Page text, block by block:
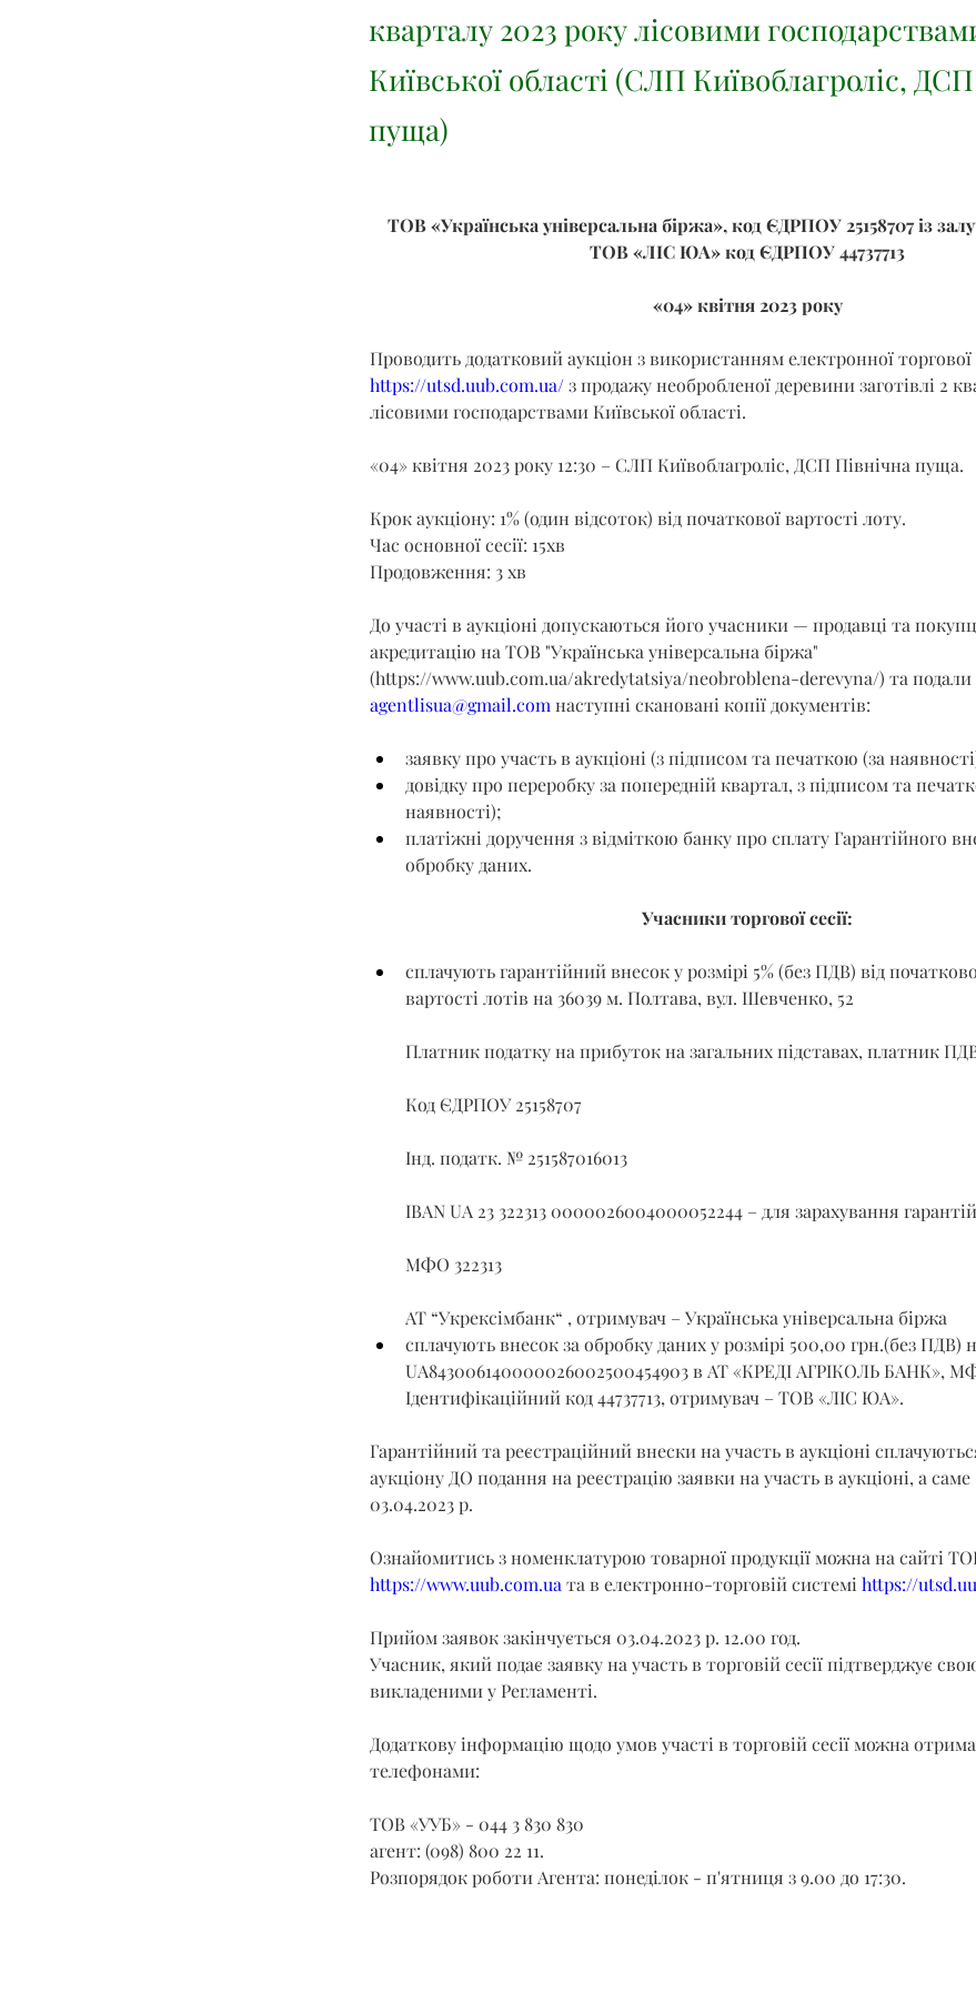
кварталу 2023 року лісовими
Київської області (СЛП Київоблагроліс,
пуща)
ТОВ «Українська універсальна біржа», код ЄДРПОУ 25158707 із
ТОВ «ЛІС ЮА» код ЄДРПОУ 44737713
«04» квітня 2023 року
Проводить додатковий аукціон з використанням електронної
https://utsd.uub.com.ua/ з продажу необробленої деревини заготівлі 2
лісовими господарствами Київської області.
«04» квітня 2023 року 12:30 – СЛП Київоблагроліс, ДСП Північна пуща.
Крок аукціону: 1% (один відсоток) від початкової вартості лоту.
Час основної сесії: 15хв
Продовження: 3 хв
До участі в аукціоні допускаються його учасники — продавці та
акредитацію на ТОВ "Українська універсальна біржа"
(https://www.uub.com.ua/akredytatsiya/neobroblena-derevyna/) та
agentlisua@gmail.com наступні скановані копії документів:
заявку про участь в аукціоні (з підписом та печаткою (за
довідку про переробку за попередній квартал, з підписом та
наявності);
платіжні доручення з відміткою банку про сплату Гарантійного
обробку даних.
Учасники торгової сесії:
сплачують гарантійний внесок у розмірі 5% (без ПДВ) від
вартості лотів на 36039 м. Полтава, вул. Шевченко, 52
Платник податку на прибуток на загальних підставах, платник
Код ЄДРПОУ 25158707
Інд. податк. № 251587016013
IBAN UA 23 322313 0000026004000052244 – для зарахування
МФО 322313
АТ “Укрексімбанк“ , отримувач – Українська універсальна біржа
сплачують внесок за обробку даних у розмірі 500,00 грн.(без ПДВ)
UA843006140000026002500454903 в АТ «КРЕДІ АГРІКОЛЬ БАНК»,
Ідентифікаційний код 44737713, отримувач – ТОВ «ЛІС ЮА».
Гарантійний та реєстраційний внески на участь в аукціоні
аукціону ДО подання на реєстрацію заявки на участь в аукціоні, а саме
03.04.2023 р.
Ознайомитись з номенклатурою товарної продукції можна на сайті
https://www.uub.com.ua та в електронно-торговій системі https://
Прийом заявок закінчується 03.04.2023 р. 12.00 год.
Учасник, який подає заявку на участь в торговій сесії підтверджує
викладеними у Регламенті.
Додаткову інформацію щодо умов участі в торговій сесії можна
телефонами:
ТОВ «УУБ» - 044 3 830 830
агент: (098) 800 22 11.
Розпорядок роботи Агента: понеділок - п'ятниця з 9.00 до 17:30.